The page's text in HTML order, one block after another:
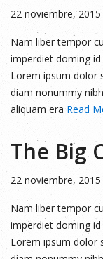
22 noviembre, 2015
Nam liber tempor
imperdiet doming
Lorem ipsum dolor
diam nonummy
aliquam eraRead
The Big
22 noviembre, 2015
Nam liber tempor
imperdiet doming
Lorem ipsum dolor